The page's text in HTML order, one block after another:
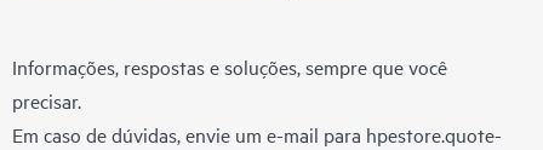
Informações, respostas e soluções, sempre que você
precisar.
Em caso de dúvidas, envie um e-mail para hpestore.quote-